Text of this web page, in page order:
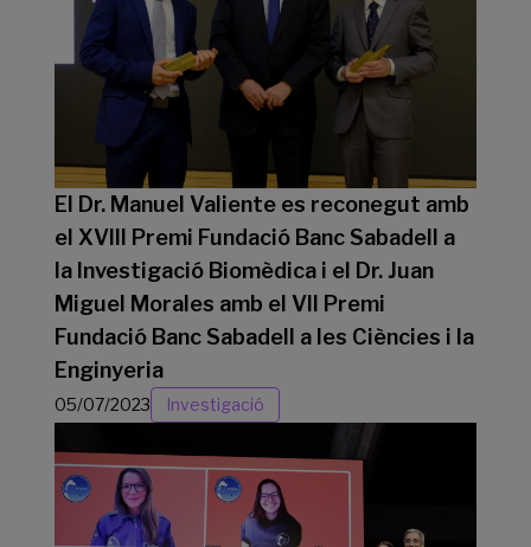
El Dr. Manuel Valiente es reconegut amb
el XVIII Premi Fundació Banc Sabadell a
la Investigació Biomèdica i el Dr. Juan
Miguel Morales amb el VII Premi
Fundació Banc Sabadell a les Ciències i la
Enginyeria
05/07/2023 Investigació